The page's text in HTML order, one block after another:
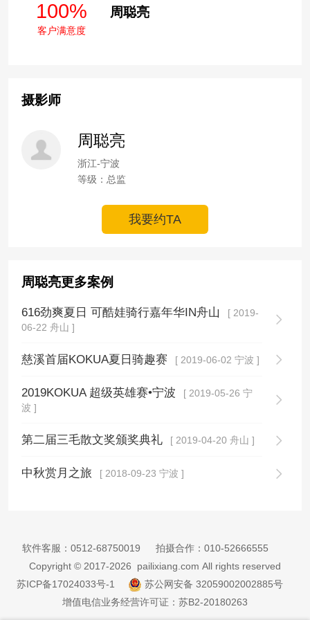
100%
客户满意度
周聪亮
摄影师
周聪亮
浙江-宁波
等级：总监
我要约TA
周聪亮更多案例
616劲爽夏日 可酷娃骑行嘉年华IN舟山
[ 2019-
06-22 舟山 ]
慈溪首届KOKUA夏日骑趣赛 [ 2019-06-02 宁波 ]
2019KOKUA 超级英雄赛•宁波
[ 2019-05-26 宁
波 ]
第二届三毛散文奖颁奖典礼 [ 2019-04-20 舟山 ]
中秋赏月之旅 [ 2018-09-23 宁波 ]
软件客服： 0512-68750019 拍摄合作： 010-52666555
Copyright © 2017-2026 pailixiang.com All rights reserved
苏ICP备17024033号-1
苏公网安备 32059002002885号
增值电信业务经营许可证：苏B2-20180263